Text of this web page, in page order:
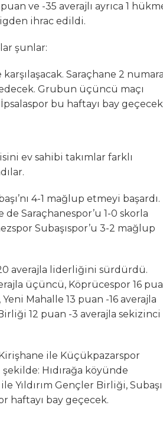
ve -35 averajlı ayrıca 1
ihrac edildi.
şunlar:
karşılaşacak. Saraçhane 2
edecek. Grubun üçüncü maçı
bu haftayı bay
ev sahibi takımlar farklı
4-1 mağlup etmeyi başardı.
Saraçhanespor’u 1-0 skorla
Subaşıspor’u 3-2 mağlup
averajla liderliğini sürdürdü.
üçüncü, Köprücespor 16
Mahalle 13 puan -16 averajla
12 puan -3 averajla sekizinci
Kirişhane ile Küçükpazarspor
Hıdırağa köyünde
Yıldırım Gençler Birliği, Subaşı
haftayı bay geçecek.